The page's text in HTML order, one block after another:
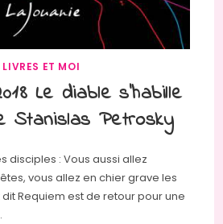
LIVRES ET MOI
Le diable s’habille
Stanislas Petrosky
disciples : Vous aussi allez
vous allez en chier grave les
Requiem est de retour pour une